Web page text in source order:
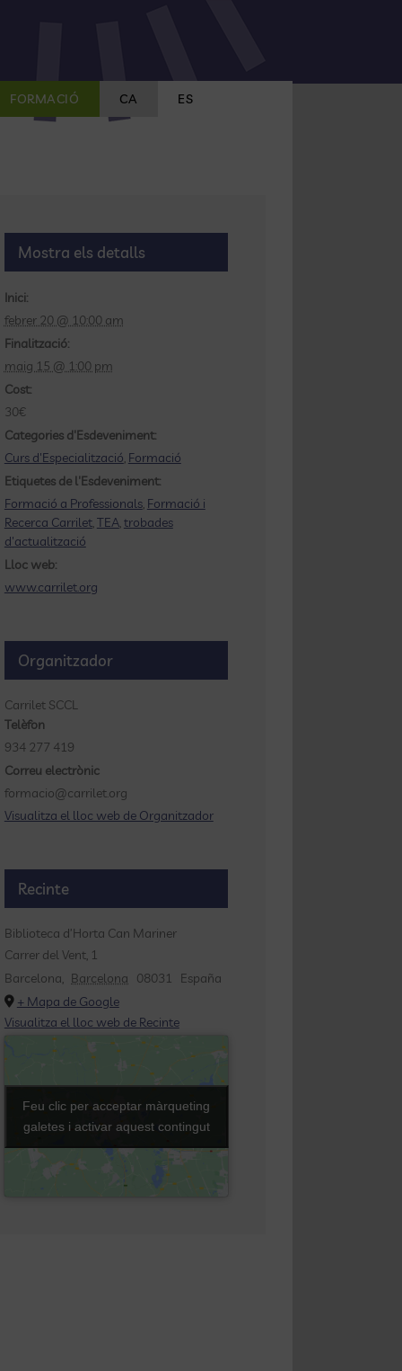
FORMACIÓ CA ES
Mostra els detalls
Inici:
febrer 20 @ 10:00 am
Finalització:
maig 15 @ 1:00 pm
Cost:
30€
Categories d'Esdeveniment:
Curs d'Especialització Formació
Etiquetes de l'Esdeveniment:
Formació a Professionals, Formació i
Recerca Carrilet, TEA, trobades
d'actualització
Lloc web:
www.carrilet.org
Organitzador
Carrilet SCCL
Telèfon
934 277 419
Correu electrònic
formacio@carrilet.org
Visualitza el lloc web de Organitzador
Recinte
Biblioteca d’Horta Can Mariner
Carrer del Vent, 1
Barcelona
Barcelona 08031
España
+ Mapa de Google
Visualitza el lloc web de Recinte
Feu clic per acceptar màrqueting
galetes i activar aquest contingut
Feu clic per acceptar màrqueting
galetes i activar aquest contingut